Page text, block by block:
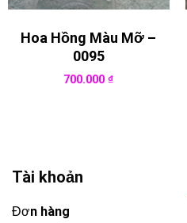
Hoa Hồng Màu Mỡ –
0095
700.000₫
Tài khoản
Đơn hàng